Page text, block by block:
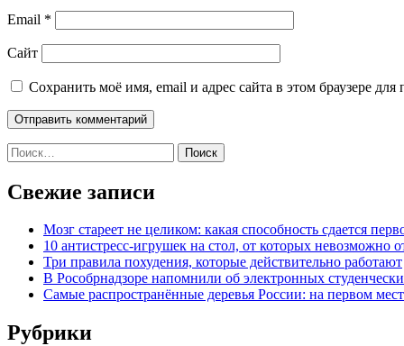
Email *
Сайт
Сохранить моё имя, email и адрес сайта в этом браузере
Найти:
Свежие записи
Мозг стареет не целиком: какая способность сдается
10 антистресс-игрушек на стол, от которых невозможно
Три правила похудения, которые действительно работают
В Рособрнадзоре напомнили об электронных
Самые распространённые деревья России: на первом
Рубрики